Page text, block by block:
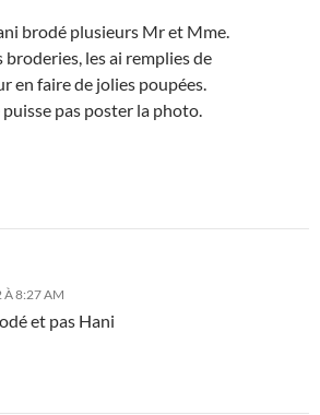
brodé plusieurs Mr et Mme.
broderies, les ai remplies de
en faire de jolies poupées.
pas poster la photo.
À 8:27 AM
et pas Hani